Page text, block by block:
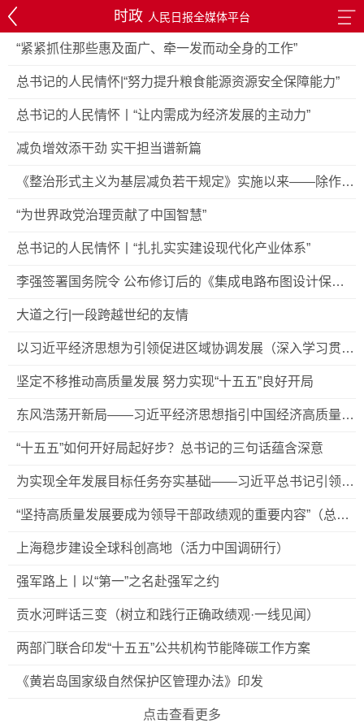
时政 人民日报全媒体平台
“紧紧抓住那些惠及面广、牵一发而动全身的工作”
总书记的人民情怀|“努力提升粮食能源资源安全保障能力”
总书记的人民情怀丨“让内需成为经济发展的主动力”
减负增效添干劲 实干担当谱新篇
《整治形式主义为基层减负若干规定》实施以来——除作风
之弊 兴实干之风
“为世界政党治理贡献了中国智慧”
总书记的人民情怀丨“扎扎实实建设现代化产业体系”
李强签署国务院令 公布修订后的《集成电路布图设计保护
条例》
大道之行|一段跨越世纪的友情
以习近平经济思想为引领促进区域协调发展（深入学习贯彻
习近平新时代中国特色社会主义思想·学习《习近平经济文
选》第一卷专家谈）
坚定不移推动高质量发展 努力实现“十五五”良好开局
东风浩荡开新局——习近平经济思想指引中国经济高质量发
展行稳致远
“十五五”如何开好局起好步？总书记的三句话蕴含深意
为实现全年发展目标任务夯实基础——习近平总书记引领
“十五五”开局之年中国经济破浪前行
“坚持高质量发展要成为领导干部政绩观的重要内容”（总书
记的人民情怀）
上海稳步建设全球科创高地（活力中国调研行）
强军路上丨以“第一”之名赴强军之约
贡水河畔话三变（树立和践行正确政绩观·一线见闻）
两部门联合印发“十五五”公共机构节能降碳工作方案
《黄岩岛国家级自然保护区管理办法》印发
点击查看更多